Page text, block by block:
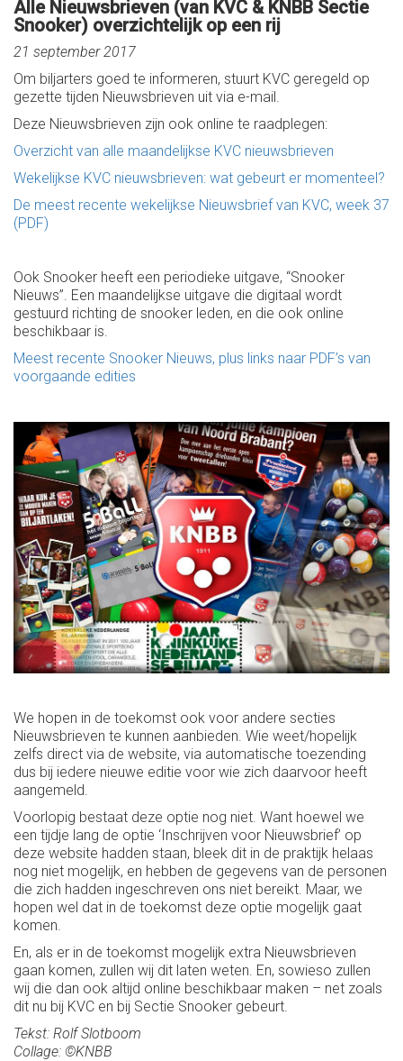
Alle Nieuwsbrieven (van KVC & KNBB Sectie
Snooker) overzichtelijk op een rij
21 september 2017
Om biljarters goed te informeren, stuurt KVC geregeld op
gezette tijden Nieuwsbrieven uit via e-mail.
Deze Nieuwsbrieven zijn ook online te raadplegen:
Overzicht van alle maandelijkse KVC nieuwsbrieven
Wekelijkse KVC nieuwsbrieven: wat gebeurt er momenteel?
De meest recente wekelijkse Nieuwsbrief van KVC, week 37
(PDF)
Ook Snooker heeft een periodieke uitgave, “Snooker
Nieuws”. Een maandelijkse uitgave die digitaal wordt
gestuurd richting de snooker leden, en die ook online
beschikbaar is.
Meest recente Snooker Nieuws, plus links naar PDF’s van
voorgaande edities
We hopen in de toekomst ook voor andere secties
Nieuwsbrieven te kunnen aanbieden. Wie weet/hopelijk
zelfs direct via de website, via automatische toezending
dus bij iedere nieuwe editie voor wie zich daarvoor heeft
aangemeld.
Voorlopig bestaat deze optie nog niet. Want hoewel we
een tijdje lang de optie ‘Inschrijven voor Nieuwsbrief’ op
deze website hadden staan, bleek dit in de praktijk helaas
nog niet mogelijk, en hebben de gegevens van de personen
die zich hadden ingeschreven ons niet bereikt. Maar, we
hopen wel dat in de toekomst deze optie mogelijk gaat
komen.
En, als er in de toekomst mogelijk extra Nieuwsbrieven
gaan komen, zullen wij dit laten weten. En, sowieso zullen
wij die dan ook altijd online beschikbaar maken – net zoals
dit nu bij KVC en bij Sectie Snooker gebeurt.
Tekst: Rolf Slotboom
Collage: ©KNBB